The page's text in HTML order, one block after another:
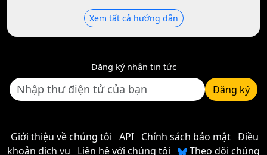
Xem tất cả hướng dẫn
Đăng ký nhận tin tức
Đăng ký
Giới thiệu về chúng tôi API Chính sách bảo mật Điều
khoản dịch vụ
Liên hệ với chúng tôi Theo dõi chúng